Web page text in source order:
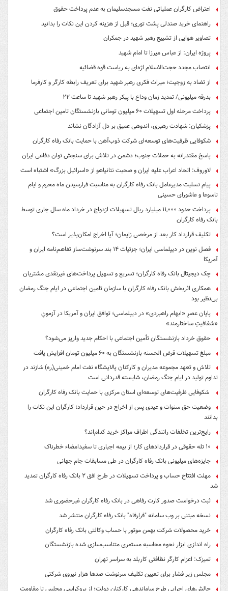
اعتراض کارگران عملیاتی نفت مسجدسلیمان به عدم پرداخت حقوق
راهنمای خرید صندلی پشت توری؛ قبل از هزینه کردن این نکات را بدانید
تصاویر هوایی از تشییع رهبر شهید در جمکران
پروژه ایران: از عباس میرزا تا امام شهید
انتصاب مجدد حجت‌الاسلام اژه‌ای به ریاست قوه‌ قضائیه
از تضاد به زوجیت؛ میراث فکری رهبر شهید برای تعریف رابطه کارگر و کارفرما
بدرقه میلیونی/ تمدید زمان وداع با پیکر رهبر شهید تا ساعت ۲۲
پرداخت مرحله اول تسهیلات ۶۰ میلیون تومانی بازنشستگان تامین اجتماعی
پزشکیان: شهادت رهبری، اندوهی عمیق بر دل آزادگان نشاند
شکوفایی ظرفیت‌های توسعه‌ای شرکت ذوب‌آهن با حمایت‌ بانک رفاه کارگران
پاسخ مقتدرانه به حملات جنوب؛ دشمن در تلاش برای سنجش توان دفاعی ایران
لاوروف: اتحاد اعراب علیه ایران و صحبت نتانیاهو از «اسرائیل بزرگ» اشتباه است
پیام تسلیت مدیرعامل بانک رفاه کارگران به مناسبت فرارسیدن ماه محرم و ایام
تاسوعا و عاشورای حسینی
پرداخت حدود ۱۱,۰۰۰ میلیارد ریال تسهیلات ازدواج در خرداد ماه سال جاری توسط
بانک رفاه کارگران
تکلیف قرارداد کار بعد از مرخصی زایمان؛ آیا اخراج امکان‌پذیر است؟
فصل نوین در دیپلماسی ایران؛ جزئیات ۱۴ بند سرنوشت‌ساز تفاهم‌نامه ایران و
آمریکا
چک دیجیتال بانک رفاه کارگران؛ تسریع و تسهیل پرداخت‌های غیرنقدی مشتریان
همکاری اثربخش بانک رفاه کارگران با سازمان تامین اجتماعی در ایام جنگ رمضان
بی‌نظیر بود
پایان عصرِ «ابهام راهبردی» در دیپلماسی؛ توافق ایران و آمریکا در آزمونِ
«شفافیتِ ساختارمند»
حقوق خرداد بازنشستگان تأمین اجتماعی با احکام جدید واریز می‌شود؟
مبلغ تسهیلات قرض الحسنه بازنشستگان به ۶۰ میلیون تومان افزایش یافت
تلاش و تعهد مجموعه مدیران و کارکنان پالایشگاه نفت امام خمینی(ره) شازند در
تداوم تولید در ایام جنگ رمضان، شایسته قدردانی است
شکوفایی ظرفیت‌های توسعه‌ای استان مرکزی با حمایت بانک رفاه کارگران
وضعیت حق سنوات و عیدی پس از اخراج در حین قرارداد؛ کارگران این نکات را
بدانند
رایج‌ترین تخلفات رانندگی اطراف مراکز خرید کدام‌اند؟
۱۰ تله حقوقی در قراردادهای کار؛ از بیمه اجباری تا سفیدامضاء خطرناک
جایزه‌های میلیونی بانک رفاه کارگران در طی مسابقات جام جهانی
مهلت افتتاح حساب و پرداخت تسهیلات در طرح افق ۲ بانک رفاه کارگران تمدید
شد
ثبت درخواست صدور کارت رفاهی در بانک رفاه کارگران غیرحضوری شد
نسخه مبتنی بر وب سامانه "فرارفاه" بانک رفاه کارگران منتشر شد
خرید محصولات شرکت بهمن موتور با حساب وکالتی بانک رفاه کارگران
راه اندازی ابزار نحوه محاسبه مستمری متناسب‌سازی شده بازنشستگان
تمیزک: اعزام کارگر نظافتی کاربلد به سراسر تهران
مجلس زیر فشار برای تعیین تکلیف سرنوشت صدها هزار نیروی شرکتی
چالش‌های اجرایی طرح ساماندهی کارکنان دولت؛ از بروکراسی مجلس تا مقاومت